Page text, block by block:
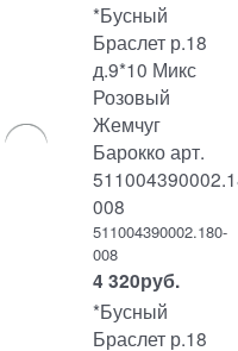
*Бусный
Браслет р.18
д.9*10 Микс
Розовый
Жемчуг
Барокко арт.
008
511004390002.180-
008
4 320руб.
*Бусный
Браслет р.18